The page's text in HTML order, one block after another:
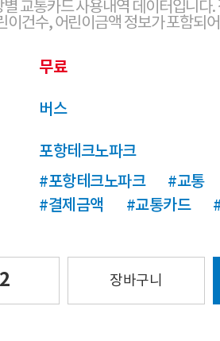
고객
교통카드 사용내역 데이터입니
이건수, 어린이금액 정보가 포함되
무료
버스
포항테크노파크
#포항테크노파크 #교통
#결제금액
#교통카드
2 장바구니